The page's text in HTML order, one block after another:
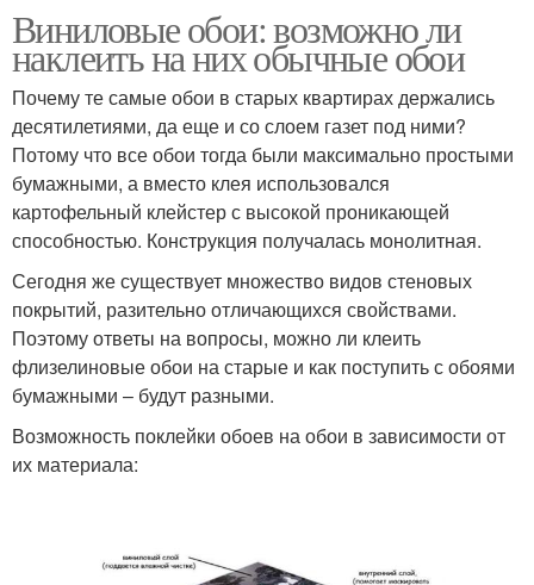
Виниловые обои: возможно ли
наклеить на них обычные обои
Почему те самые обои в старых квартирах держались
десятилетиями, да еще и со слоем газет под ними?
Потому что все обои тогда были максимально простыми
бумажными, а вместо клея использовался
картофельный клейстер с высокой проникающей
способностью. Конструкция получалась монолитная.
Сегодня же существует множество видов стеновых
покрытий, разительно отличающихся свойствами.
Поэтому ответы на вопросы, можно ли клеить
флизелиновые обои на старые и как поступить с обоями
бумажными – будут разными.
Возможность поклейки обоев на обои в зависимости от
их материала: